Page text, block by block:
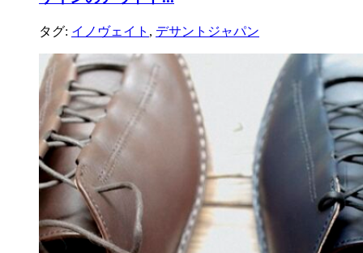
タグ: イノヴェイト , デサントジャパン